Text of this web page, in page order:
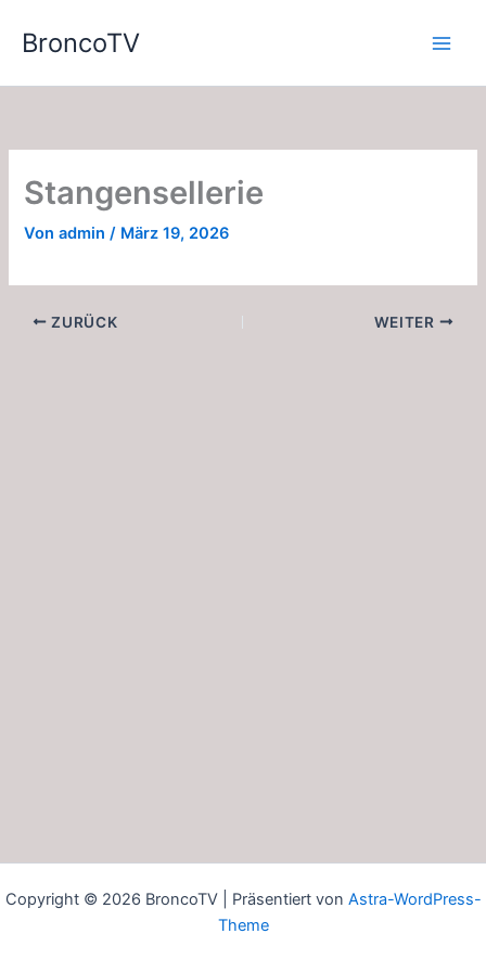
InhaltBroncoTV
Stangensellerie
Vonadmin/ März 19, 2026
ZURÜCK WEITER
Copyright © 2026 BroncoTV | Präsentiert von Astra-WordPress-
Theme